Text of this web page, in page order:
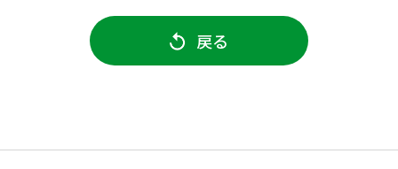
戻る